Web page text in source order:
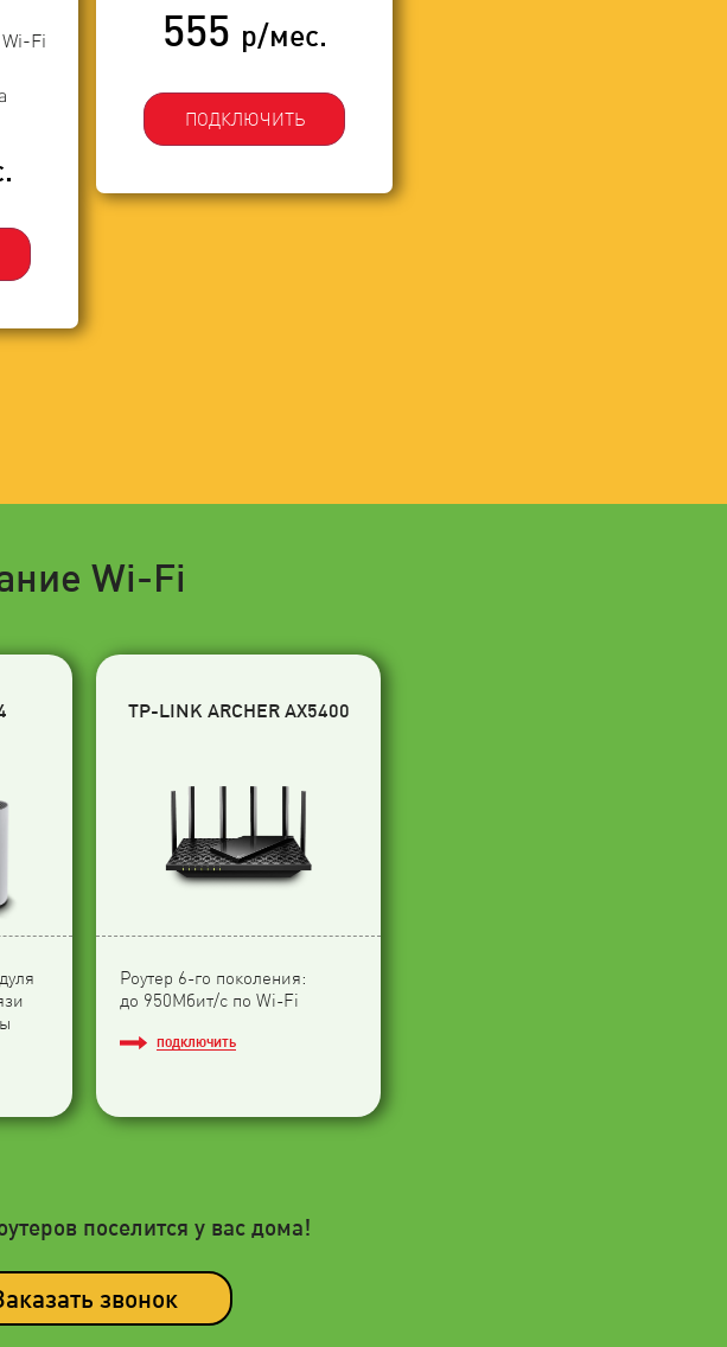
Fi
555 р/мес.
ПОДКЛЮЧИТЬ
Wi-Fi
TP-LINK ARCHER AX5400
Роутер 6-го поколения:
до 950Мбит/с по Wi-Fi
ПОДКЛЮЧИТЬ
поселится у вас дома!
звонок